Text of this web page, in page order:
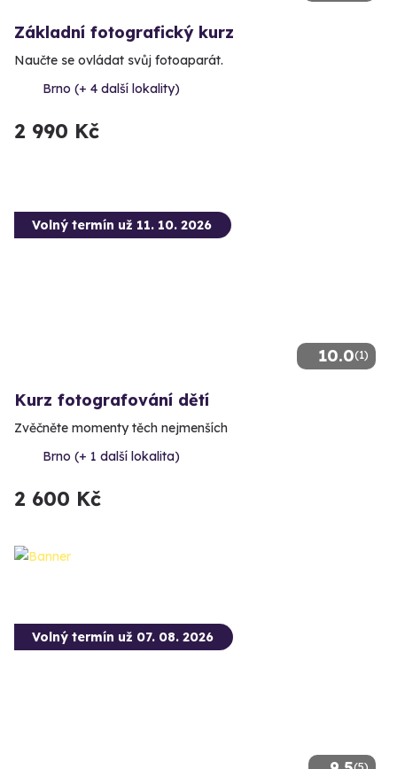
Základní fotografický kurz
Naučte se ovládat svůj fotoaparát.
Brno (+ 4 další lokality)
2 990 Kč
10.0(1)
Volný termín už 11. 10. 2026
Kurz fotografování dětí
Zvěčněte momenty těch nejmenších
Brno (+ 1 další lokalita)
2 600 Kč
(5)
Volný termín už 07. 08. 2026